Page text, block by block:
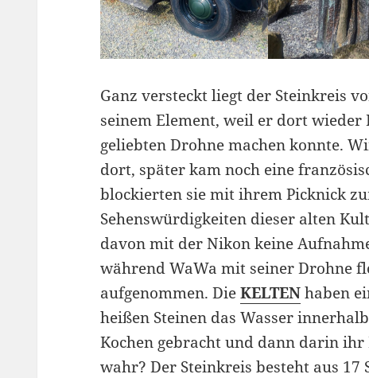
Ganz versteckt liegt der Steinkreis
seinem Element, weil er dort
geliebten Drohne machen konnte.
dort, später kam noch eine
blockierten sie mit ihrem Picknick
Sehenswürdigkeiten dieser alten
davon mit der Nikon keine
während WaWa mit seiner Drohne
aufgenommen. DieKELTEN haben
heißen Steinen das Wasser
Kochen gebracht und dann darin ihr
wahr? Der Steinkreis besteht aus